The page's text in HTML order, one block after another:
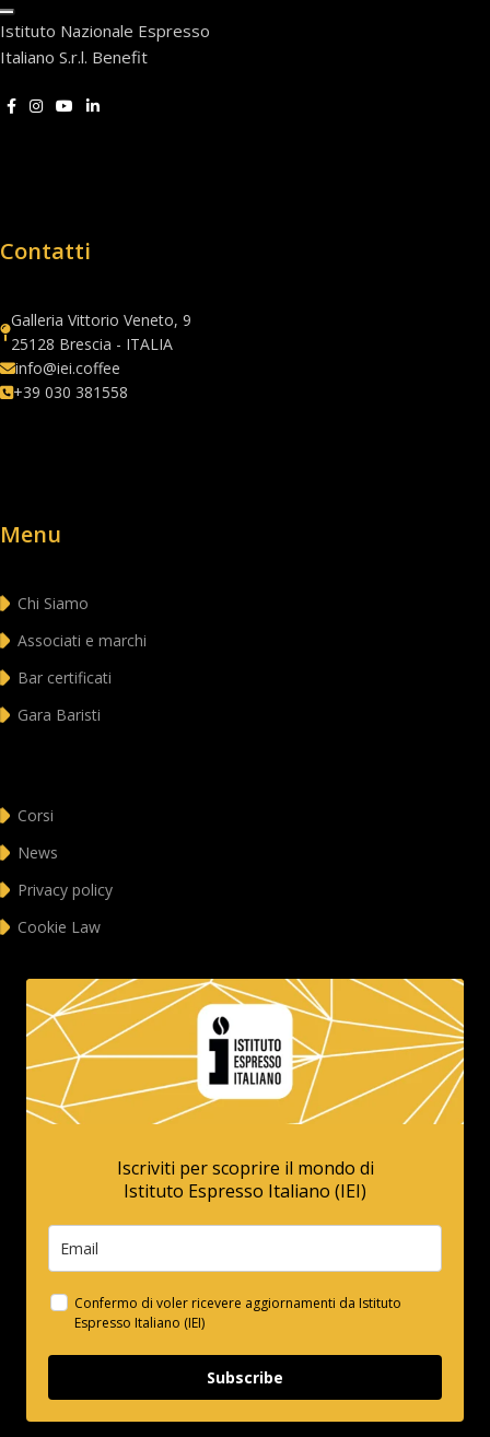
Istituto Nazionale Espresso
Italiano S.r.l. Benefit
Contatti
Galleria Vittorio Veneto, 9
25128 Brescia - ITALIA
info@iei.coffee
+39 030 381558
Menu
Chi Siamo
Associati e marchi
Bar certificati
Gara Baristi
Corsi
News
Privacy policy
Cookie Law
Iscriviti per scoprire il mondo di
Istituto Espresso Italiano (IEI)
Confermo di voler ricevere aggiornamenti da Istituto
Espresso Italiano (IEI)
Subscribe